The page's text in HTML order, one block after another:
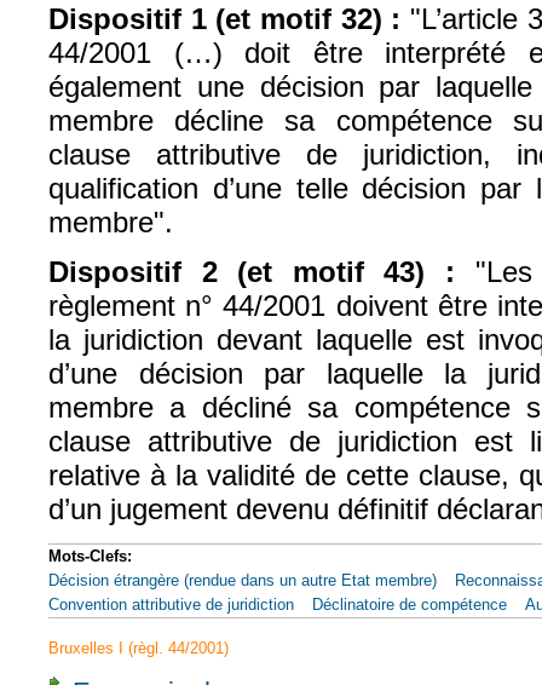
Dispositif 1 (et motif 32) : "L’article
44/2001 (…) doit être interprété
également une décision par
membre décline sa compétence
clause attributive de juridiction,
qualification d’une telle décision
membre".
Dispositif 2 (et motif 43) :
règlement n° 44/2001 doivent être
la juridiction devant laquelle est
d’une décision par laquelle la
membre a décliné sa compétence
clause attributive de juridiction est
relative à la validité de cette clause,
d’un jugement devenu définitif
Mots-Clefs:
Décision étrangère (rendue dans un autre Etat membre)
Convention attributive de juridiction
Déclinatoire de compétence
Bruxelles I (règl. 44/2001)